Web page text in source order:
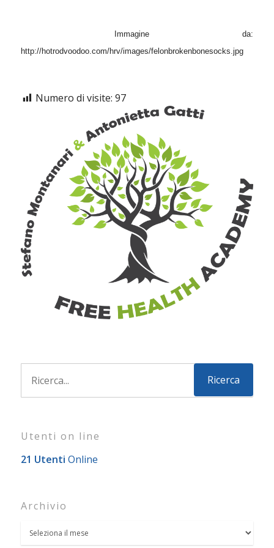
Immagine da:
http://hotrodvoodoo.com/hrv/images/felonbrokenbonesocks.jpg
Numero di visite: 97
Utenti on line
21 Utenti Online
Archivio